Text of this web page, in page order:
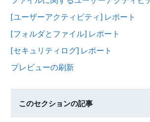
[ユーザーアクティビティ] レポート
[フォルダとファイル] レポート
[セキュリティログ] レポート
プレビューの刷新
このセクションの記事